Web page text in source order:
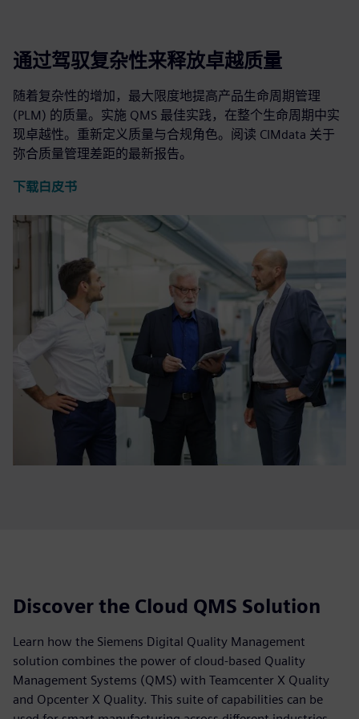
通过驾驭复杂性来释放卓越质量
随着复杂性的增加，最大限度地提高产品生命周期管理
(PLM) 的质量。实施 QMS 最佳实践，在整个生命周期中实
现卓越性。重新定义质量与合规角色。阅读 CIMdata 关于
弥合质量管理差距的最新报告。
下载白皮书
Discover the Cloud QMS Solution
Learn how the Siemens Digital Quality Management
solution combines the power of cloud-based Quality
Management Systems (QMS) with Teamcenter X Quality
and Opcenter X Quality. This suite of capabilities can be